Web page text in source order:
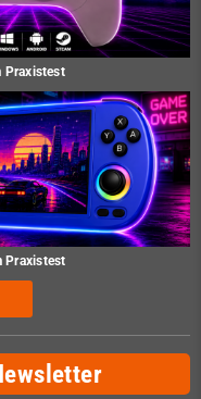
Praxistest
Praxistest